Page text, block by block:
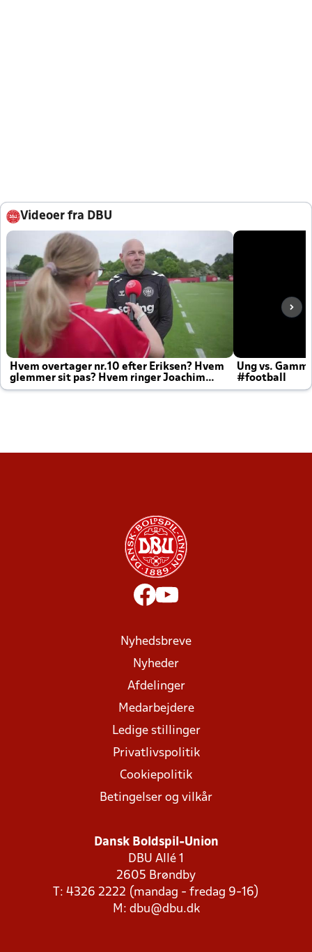
Videoer fra DBU
Hvem overtager nr.10 efter Eriksen? Hvem
glemmer sit pas? Hvem ringer Joachim
altid til efter kampe?
Ung vs.
#football
Nyhedsbreve
Nyheder
Afdelinger
Medarbejdere
Ledige stillinger
Privatlivspolitik
Cookiepolitik
Betingelser og vilkår
Dansk Boldspil-Union
DBU Allé 1
2605 Brøndby
T: 4326 2222 (mandag - fredag 9-16)
M: dbu@dbu.dk